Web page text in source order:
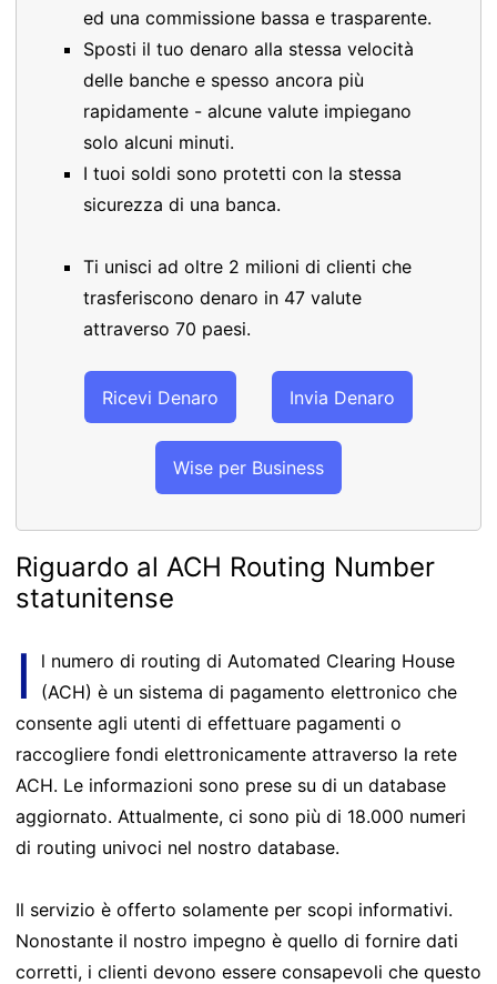
ed una commissione bassa e trasparente.
Sposti il tuo denaro alla stessa velocità
delle banche e spesso ancora più
rapidamente - alcune valute impiegano
solo alcuni minuti.
I tuoi soldi sono protetti con la stessa
sicurezza di una banca.
Ti unisci ad oltre 2 milioni di clienti che
trasferiscono denaro in 47 valute
attraverso 70 paesi.
Ricevi Denaro Invia Denaro
Wise per Business
Riguardo al ACH Routing Number
statunitense
I
l numero di routing di Automated Clearing House
(ACH) è un sistema di pagamento elettronico che
consente agli utenti di effettuare pagamenti o
raccogliere fondi elettronicamente attraverso la rete
ACH. Le informazioni sono prese su di un database
aggiornato. Attualmente, ci sono più di 18.000 numeri
di routing univoci nel nostro database.
Il servizio è offerto solamente per scopi informativi.
Nonostante il nostro impegno è quello di fornire dati
corretti, i clienti devono essere consapevoli che questo